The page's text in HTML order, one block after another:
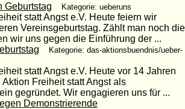
Geburtstag Kategorie: ueberuns
statt Angst e.V. Heute feiern wir
Vereinsgeburtstag. Zählt man noch die
wir uns gegen die Einführung der ...
Kategorie: das-aktionsbuendnis/ueber-
statt Angst e.V. Heute vor 14 Jahren
Freiheit statt Angst als
gegründet. Wir engagieren uns für ...
Demonstrierende